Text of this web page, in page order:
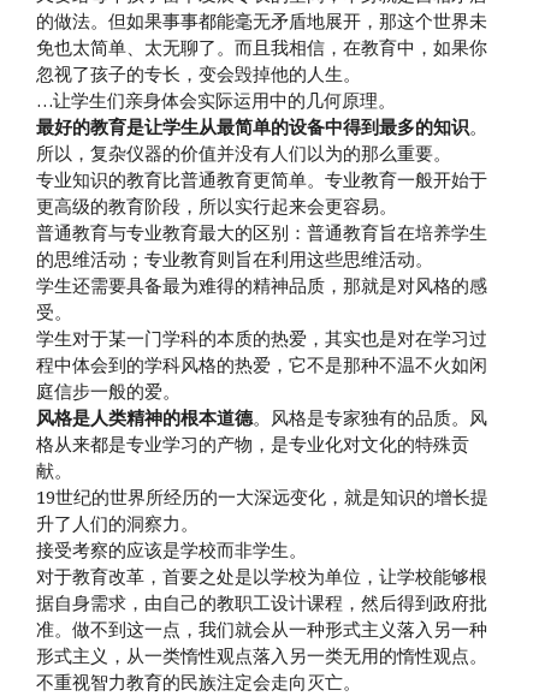
的做法。但如果事事都能毫无矛盾地展开，那这个世界未
免也太简单、太无聊了。而且我相信，在教育中，如果你
忽视了孩子的专长，变会毁掉他的人生。
…让学生们亲身体会实际运用中的几何原理。
最好的教育是让学生从最简单的设备中得到最多的知识。
所以，复杂仪器的价值并没有人们以为的那么重要。
专业知识的教育比普通教育更简单。专业教育一般开始于
更高级的教育阶段，所以实行起来会更容易。
普通教育与专业教育最大的区别：普通教育旨在培养学生
的思维活动；专业教育则旨在利用这些思维活动。
学生还需要具备最为难得的精神品质，那就是对风格的感
受。
学生对于某一门学科的本质的热爱，其实也是对在学习过
程中体会到的学科风格的热爱，它不是那种不温不火如闲
庭信步一般的爱。
风格是人类精神的根本道德。风格是专家独有的品质。风
格从来都是专业学习的产物，是专业化对文化的特殊贡
献。
19世纪的世界所经历的一大深远变化，就是知识的增长提
升了人们的洞察力。
接受考察的应该是学校而非学生。
对于教育改革，首要之处是以学校为单位，让学校能够根
据自身需求，由自己的教职工设计课程，然后得到政府批
准。做不到这一点，我们就会从一种形式主义落入另一种
形式主义，从一类惰性观点落入另一类无用的惰性观点。
不重视智力教育的民族注定会走向灭亡。